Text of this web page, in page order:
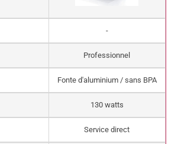
-
Professionnel
Fonte d'aluminium / sans BPA
130 watts
Service direct